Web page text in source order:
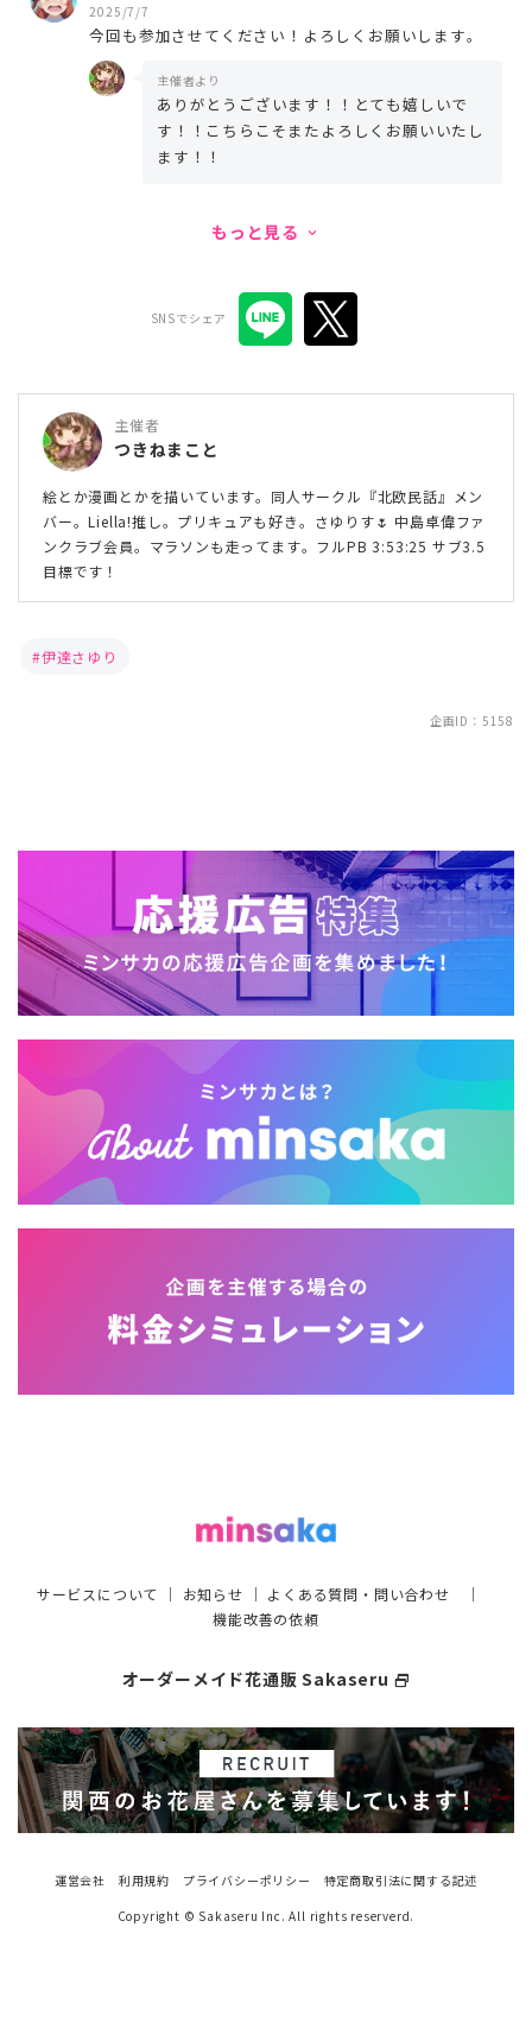
2025/7/7
今回も参加させてください！よろしくお願いします。
主催者より
ありがとうございます！！とても嬉しいで
す！！こちらこそまたよろしくお願いいたし
ます！！
もっと見る keyboard_arrow_down
SNSでシェア
主催者
つきねまこと
絵とか漫画とかを描いています。同人サークル『北欧民話』メン
バー。Liella!推し。プリキュアも好き。さゆりす🌷 中島卓偉ファ
ンクラブ会員。マラソンも走ってます。フルPB 3:53:25 サブ3.5
目標です！
伊達さゆり
企画ID：5158
サービスについて ｜ お知らせ ｜ よくある質問・問い合わせ ｜
機能改善の依頼
オーダーメイド花通販 Sakaseru select_window
運営会社 利用規約 プライバシーポリシー
特定商取引法に関する記述
Copyright © Sakaseru Inc. All rights reserverd.